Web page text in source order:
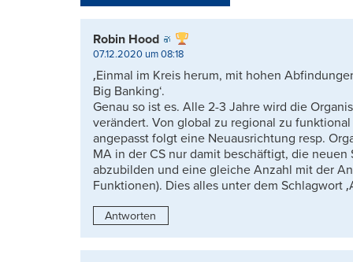
Robin Hood
07.12.2020 um 08:18
‚Einmal im Kreis herum, mit hohen
Big Banking‘.
Genau so ist es. Alle 2-3 Jahre wird die
verändert. Von global zu regional zu
angepasst folgt eine Neuausrichtung resp.
MA in der CS nur damit beschäftigt, die
abzubilden und eine gleiche Anzahl mit der
Funktionen). Dies alles unter dem Schlagwort
Antworten